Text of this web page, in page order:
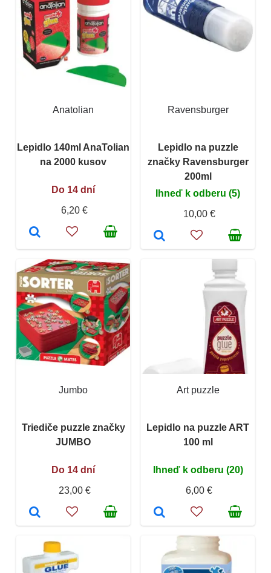
Anatolian
Lepidlo 140ml AnaTolian
na 2000 kusov
Do 14 dní
6,20 €
Ravensburger
Lepidlo na puzzle
značky Ravensburger
200ml
Ihneď k odberu (5)
10,00 €
Jumbo
Triediče puzzle značky
JUMBO
Do 14 dní
23,00 €
Art puzzle
Lepidlo na puzzle ART
100 ml
Ihneď k odberu (20)
6,00 €